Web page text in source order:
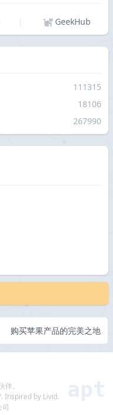
GeekHub
111315
18106
267990
购买苹果产品的完美之地
。
Inspired by Livid.